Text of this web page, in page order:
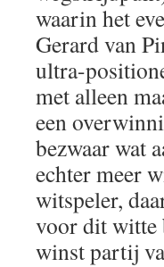
waarin het
Gerard van
ultra-
met alleen
een
bezwaar wat
echter meer
witspeler,
voor dit witte
winst partij